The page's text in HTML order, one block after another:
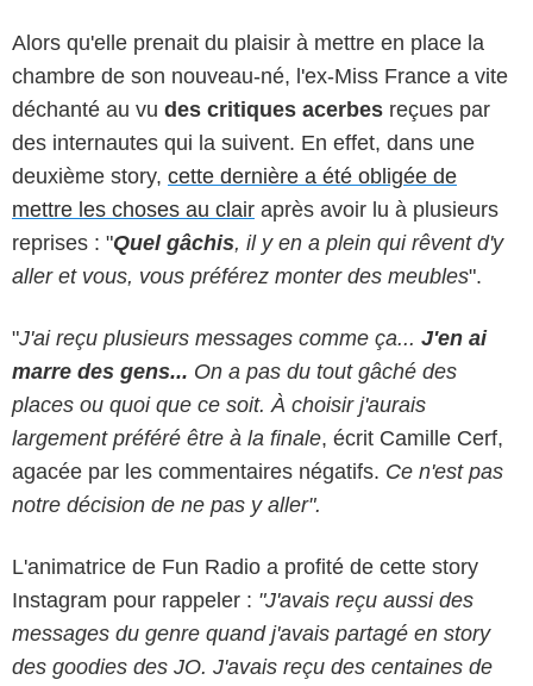
Alors qu'elle prenait du plaisir à mettre en place la
chambre de son nouveau-né, l'ex-Miss France a vite
déchanté au vu des critiques acerbes reçues par
des internautes qui la suivent. En effet, dans une
deuxième story, cette dernière a été obligée de
mettre les choses au clair après avoir lu à plusieurs
reprises : "Quel gâchis, il y en a plein qui rêvent d'y
aller et vous, vous préférez monter des meubles".
"J'ai reçu plusieurs messages comme ça... J'en ai
marre des gens... On a pas du tout gâché des
places ou quoi que ce soit. À choisir j'aurais
largement préféré être à la finale, écrit Camille Cerf,
agacée par les commentaires négatifs. Ce n'est pas
notre décision de ne pas y aller".
L'animatrice de Fun Radio a profité de cette story
Instagram pour rappeler : "J'avais reçu aussi des
messages du genre quand j'avais partagé en story
des goodies des JO. J'avais reçu des centaines de